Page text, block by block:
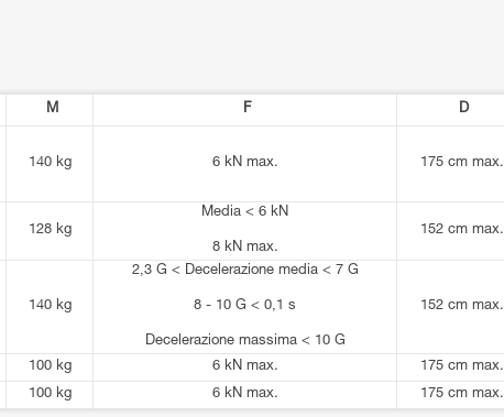
M F D
140 kg 6 kN max. 175 cm max.
128 kg
Media < 6 kN
8 kN max.
152 cm max.
140 kg
2,3 G < Decelerazione media < 7 G
8 - 10 G < 0,1 s
Decelerazione massima < 10 G
152 cm max.
100 kg 6 kN max.
175 cm max.
100 kg 6 kN max. 175 cm max.